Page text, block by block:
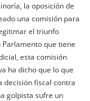
la oposición de
una comisión para
el triunfo
Parlamento que tiene
esta comisión
ha dicho que lo que
decisión fiscal contra
golpista sufre un